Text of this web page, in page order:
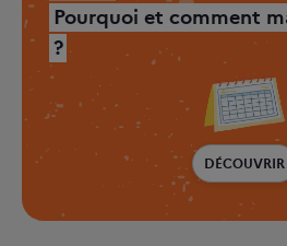
Pourquoi et comment
?
DÉCOUVRIR